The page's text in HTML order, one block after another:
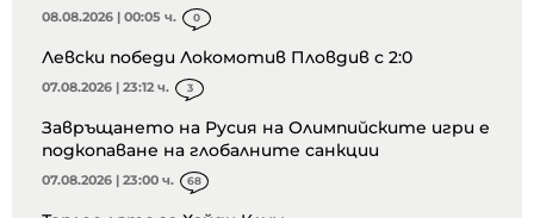
08.08.2026 | 00:05 ч. 0
Левски победи Локомотив Пловдив с 2:0
07.08.2026 | 23:12 ч. 3
Завръщането на Русия на Олимпийските игри е
подкопаване на глобалните санкции
07.08.2026 | 23:00 ч. 68